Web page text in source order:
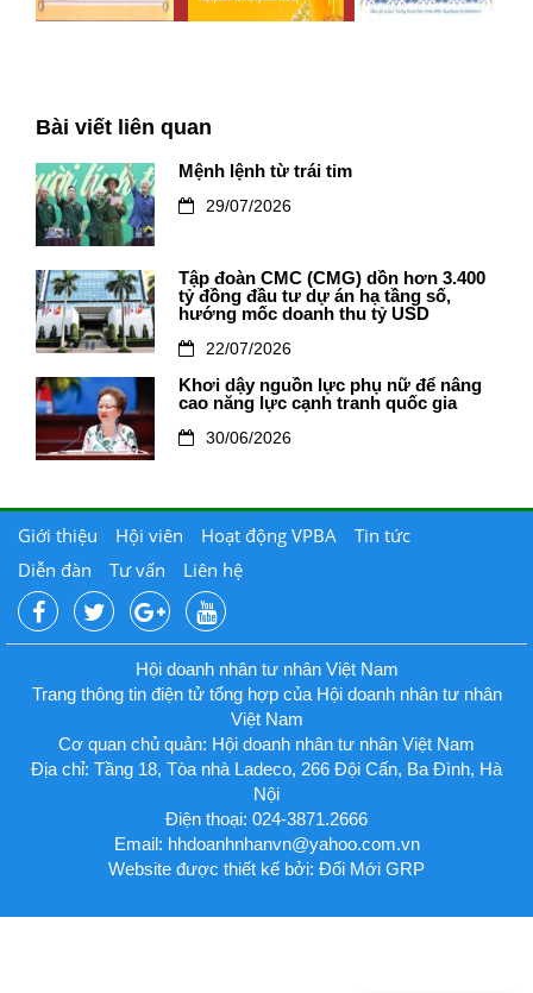
Bài viết liên quan
Mệnh lệnh từ trái tim
29/07/2026
Tập đoàn CMC (CMG) dồn hơn 3.400
tỷ đồng đầu tư dự án hạ tầng số,
hướng mốc doanh thu tỷ USD
22/07/2026
Khơi dậy nguồn lực phụ nữ để nâng
cao năng lực cạnh tranh quốc gia
30/06/2026
Giới thiệu Hội viên Hoạt động VPBA
Tin tức
Diễn đàn
Tư vấn Liên hệ
Hội doanh nhân tư nhân Việt Nam
Trang thông tin điện tử tổng hợp của Hội doanh nhân tư nhân
Việt Nam
Cơ quan chủ quản: Hội doanh nhân tư nhân Việt Nam
Địa chỉ: Tầng 18, Tòa nhà Ladeco, 266 Đội Cấn, Ba Đình, Hà
Nội
Điện thoại: 024-3871.2666
Email: hhdoanhnhanvn@yahoo.com.vn
Website được thiết kế bởi: Đổi Mới GRP